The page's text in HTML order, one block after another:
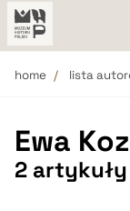
home lista
Ewa
2